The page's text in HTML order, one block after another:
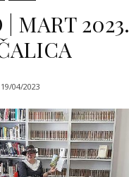
MART 2023. |
19/04/2023